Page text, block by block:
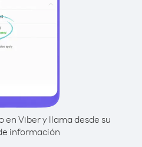
en Viber y llama desde su
información